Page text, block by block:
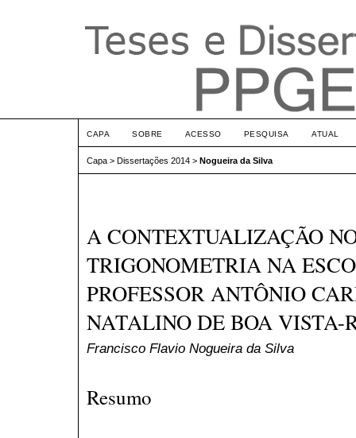
CAPA SOBRE ACESSO PESQUISA ATUAL
Capa > Dissertações 2014 > Nogueira da Silva
A CONTEXTUALIZAÇÃO
TRIGONOMETRIA NA
PROFESSOR ANTÔNIO
NATALINO DE BOA VISTA-
Francisco Flavio Nogueira da Silva
Resumo